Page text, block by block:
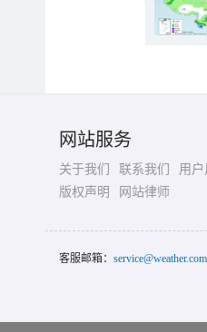
网站服务
关于我们 联系我们
用
版权声明
网站律师
客服邮箱：